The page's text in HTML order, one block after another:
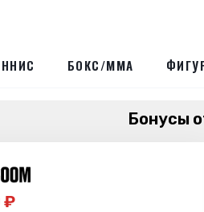
БОКС/ММА
Бонусы
₽